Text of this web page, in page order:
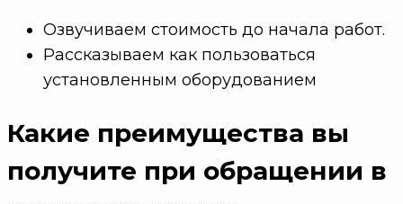
Озвучиваем стоимость до начала работ.
Рассказываем как пользоваться
установленным оборудованием
Какие преимущества вы
получите при обращении в